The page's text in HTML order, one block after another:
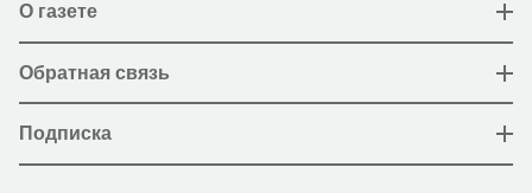
О газете
Обратная связь
Подписка